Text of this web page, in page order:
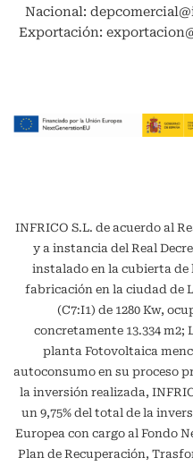
Nacional:
Exportación:
INFRICO S.L. de acuerdo al
y a instancia del Real
instalado en la cubierta de
fabricación en la ciudad de
(C7:I1) de 1280 Kw,
concretamente 13.334 m2;
planta Fotovoltaica
autoconsumo en su proceso
la inversión realizada,
un 9,75% del total de la
Europea con cargo al Fondo
Plan de Recuperación,